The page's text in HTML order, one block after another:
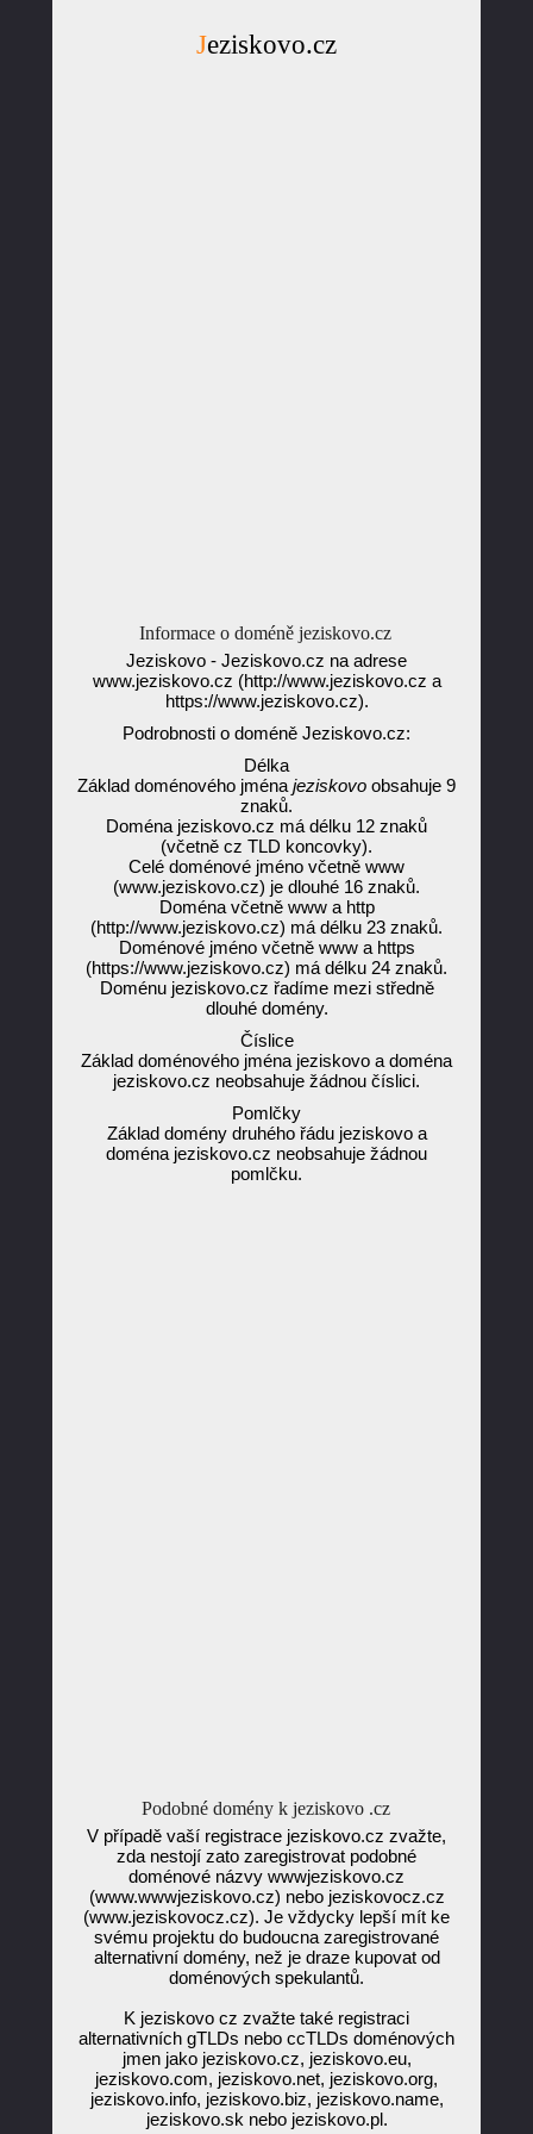
Jeziskovo.cz
Informace o doméně jeziskovo.cz
Jeziskovo - Jeziskovo.cz na adrese
www.jeziskovo.cz (http://www.jeziskovo.cz a
https://www.jeziskovo.cz).
Podrobnosti o doméně Jeziskovo.cz:
Délka
Základ doménového jména jeziskovo obsahuje 9
znaků.
Doména jeziskovo.cz má délku 12 znaků
(včetně cz TLD koncovky).
Celé doménové jméno včetně www
(www.jeziskovo.cz) je dlouhé 16 znaků.
Doména včetně www a http
(http://www.jeziskovo.cz) má délku 23 znaků.
Doménové jméno včetně www a https
(https://www.jeziskovo.cz) má délku 24 znaků.
Doménu jeziskovo.cz řadíme mezi středně
dlouhé domény.
Číslice
Základ doménového jména jeziskovo a doména
jeziskovo.cz neobsahuje žádnou číslici.
Pomlčky
Základ domény druhého řádu jeziskovo a
doména jeziskovo.cz neobsahuje žádnou
pomlčku.
Podobné domény k jeziskovo .cz
V případě vaší registrace jeziskovo.cz zvažte,
zda nestojí zato zaregistrovat podobné
doménové názvy wwwjeziskovo.cz
(www.wwwjeziskovo.cz) nebo jeziskovocz.cz
(www.jeziskovocz.cz). Je vždycky lepší mít ke
svému projektu do budoucna zaregistrované
alternativní domény, než je draze kupovat od
doménových spekulantů.
K jeziskovo cz zvažte také registraci
alternativních gTLDs nebo ccTLDs doménových
jmen jako jeziskovo.cz, jeziskovo.eu,
jeziskovo.com, jeziskovo.net, jeziskovo.org,
jeziskovo.info, jeziskovo.biz, jeziskovo.name,
jeziskovo.sk nebo jeziskovo.pl.